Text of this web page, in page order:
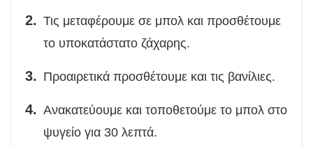
Τις μεταφέρουμε σε μπολ και προσθέτουμε
το υποκατάστατο ζάχαρης.
Προαιρετικά προσθέτουμε και τις βανίλιες.
Ανακατεύουμε και τοποθετούμε το μπολ στο
ψυγείο για 30 λεπτά.